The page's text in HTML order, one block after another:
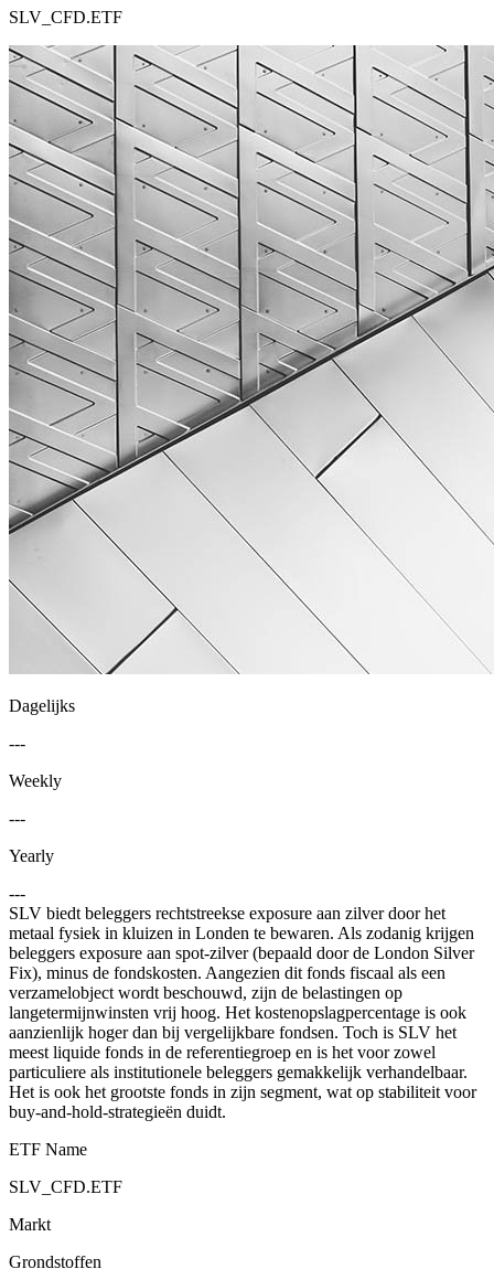
SLV_CFD.ETF
Dagelijks
---
Weekly
---
Yearly
---
SLV biedt beleggers rechtstreekse exposure aan zilver door het
metaal fysiek in kluizen in Londen te bewaren. Als zodanig krijgen
beleggers exposure aan spot-zilver (bepaald door de London Silver
Fix), minus de fondskosten. Aangezien dit fonds fiscaal als een
verzamelobject wordt beschouwd, zijn de belastingen op
langetermijnwinsten vrij hoog. Het kostenopslagpercentage is ook
aanzienlijk hoger dan bij vergelijkbare fondsen. Toch is SLV het
meest liquide fonds in de referentiegroep en is het voor zowel
particuliere als institutionele beleggers gemakkelijk verhandelbaar.
Het is ook het grootste fonds in zijn segment, wat op stabiliteit voor
buy-and-hold-strategieën duidt.
ETF Name
SLV_CFD.ETF
Markt
Grondstoffen